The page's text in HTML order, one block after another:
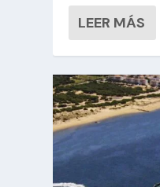
LEER MÁS